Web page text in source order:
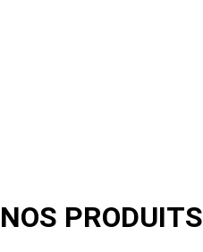
NOS PRODUITS